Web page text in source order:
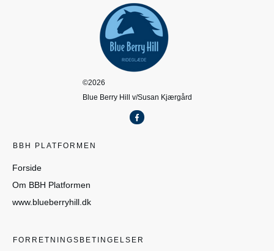
©2026
Blue Berry Hill v/Susan Kjærgård
BBH PLATFORMEN
Forside
Om BBH Platformen
www.blueberryhill.dk
FORRETNINGSBETINGELSER